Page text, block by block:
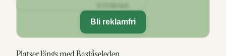
kr/månad.
Bli reklamfri